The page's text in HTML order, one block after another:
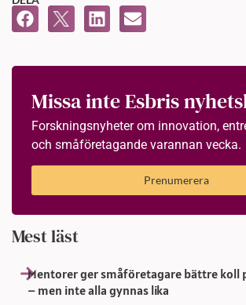
Missa inte Esbris
Forskningsnyheter om innovation,
och småföretagande varannan vecka.
Prenumerera
Mest läst
Mentorer ger småföretagare bättre koll
– men inte alla gynnas lika